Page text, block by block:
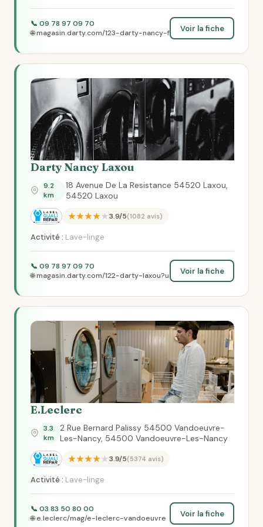
📞 09 78 97 09 70
🌐 magasin.darty.com/123-darty-nancy-f
Voir la fiche
Darty Nancy Laxou
9.2
km
18 Avenue De La Resistance 54520 Laxou,
54520 Laxou
★★★★★3.9/5(1082 avis)
Activité : Lave-linge
📞 09 78 97 09 70
🌐 magasin.darty.com/122-darty-laxou?u
Voir la fiche
E.Leclerc
3.3
km
2 Rue Bernard Palissy 54500 Vandoeuvre-
Les-Nancy, 54500 Vandoeuvre-Les-Nancy
★★★★★3.9/5(5374 avis)
Activité : Lave-linge
📞 03 83 50 80 00
🌐 e.leclerc/mag/e-leclerc-vandoeuvre
Voir la fiche